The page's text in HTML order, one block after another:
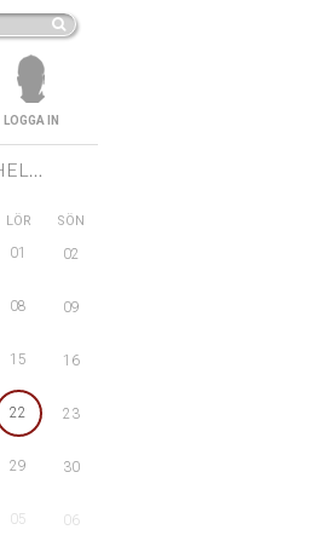
LOGGA IN
HELA SVERIGE
LÖR SÖN
01 02
08 09
15 16
22 23
29 30
05 06